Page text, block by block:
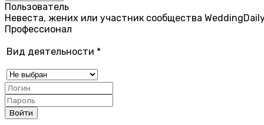
Пользователь
Невеста, жених или участник сообщества
Профессионал
Вид деятельности *